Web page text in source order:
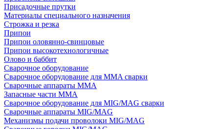
Присадочные прутки
Материалы специального назначения
Строжка и резка
Припои
Припои оловянно-свинцовые
Припои высокотехнологичные
Олово и баббит
Сварочное оборудование
Сварочное оборудование для MMA сварки
Сварочные аппараты MMA
Запасные части MMA
Сварочное оборудование для MIG/MAG сварки
Сварочные аппараты MIG/MAG
Механизмы подачи проволоки MIG/MAG